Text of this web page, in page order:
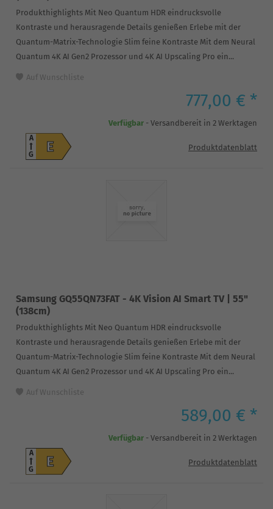
Produkthighlights Mit Neo Quantum HDR eindrucksvolle
Kontraste und herausragende Details genießen Erlebe mit der
Quantum-Matrix-Technologie Slim feine Kontraste Mit dem Neural
Quantum 4K AI Gen2 Prozessor und 4K AI Upscaling Pro ein...
Auf Wunschliste
777,00 € *
Verfügbar - Versandbereit in 2 Werktagen
E
A
G
Produktdatenblatt
Samsung GQ55QN73FAT - 4K Vision AI Smart TV | 55"
(138cm)
Produkthighlights Mit Neo Quantum HDR eindrucksvolle
Kontraste und herausragende Details genießen Erlebe mit der
Quantum-Matrix-Technologie Slim feine Kontraste Mit dem Neural
Quantum 4K AI Gen2 Prozessor und 4K AI Upscaling Pro ein...
Auf Wunschliste
589,00 € *
Verfügbar - Versandbereit in 2 Werktagen
E
A
G
Produktdatenblatt